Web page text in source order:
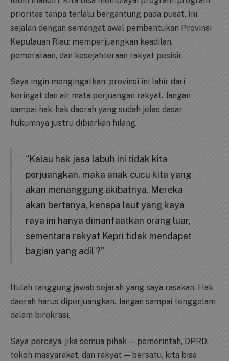
prioritas tanpa terlalu bergantung pada pusat. Ini
sejalan dengan semangat awal pembentukan Provinsi
Kepulauan Riau: memperjuangkan keadilan,
pemerataan, dan kesejahteraan rakyat pesisir.
Saya ingin mengingatkan: provinsi ini lahir dari
keringat dan air mata perjuangan rakyat. Jangan
sampai hak-hak daerah yang sudah jelas dasar
hukumnya justru dibiarkan hilang.
“Kalau hak jasa labuh ini tidak kita
perjuangkan, maka anak cucu kita yang
akan menanggung akibatnya. Mereka
akan bertanya, kenapa laut yang kaya
raya ini hanya dimanfaatkan orang luar,
sementara rakyat Kepri tidak mendapat
bagian yang adil ?”
Itulah tanggung jawab sejarah yang saya rasakan. Hak
daerah harus diperjuangkan. Jangan sampai tenggelam
dalam birokrasi.
Saya percaya, jika semua pihak — pemerintah, DPRD,
tokoh masyarakat, dan rakyat — bersatu, kita bisa